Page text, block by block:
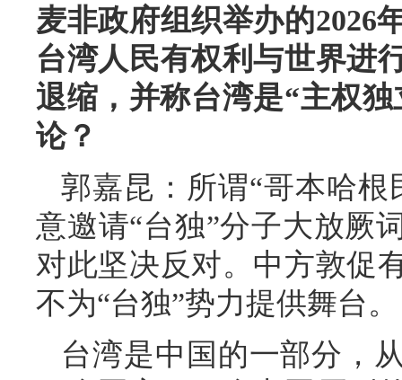
麦非政府组织举办的2026
台湾人民有权利与世界进
退缩，并称台湾是“主权
论？
郭嘉昆：所谓“哥本哈
意邀请“台独”分子大放厥
对此坚决反对。中方敦促
不为“台独”势力提供舞台。
台湾是中国的一部分，